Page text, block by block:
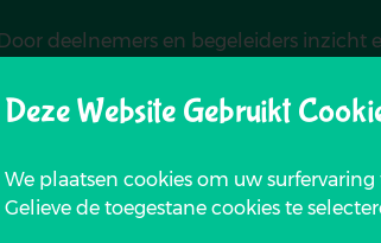
deelnemers en begeleiders
Het zou moeten leiden tot actieve
door jongeren (in
Oscarcrew vzw begeleidt
Docenten en animatoren werken
Deze Website Gebruikt
We plaatsen cookies om uw surfervaring
Gelieve de toegestane cookies te